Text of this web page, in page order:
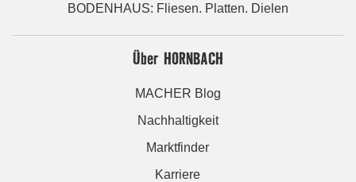
BODENHAUS: Fliesen. Platten. Dielen
Über HORNBACH
MACHER Blog
Nachhaltigkeit
Marktfinder
Karriere